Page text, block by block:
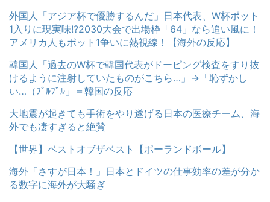
外国人「アジア杯で優勝するんだ」日本代表、W杯ポット
1入りに現実味!?2030大会で出場枠「64」なら追い風に！
アメリカ人もポット1争いに熱視線！【海外の反応】
韓国人「過去のW杯で韓国代表がドーピング検査をすり抜
けるように注射していたものがこちら…」→「恥ずかし
い…（ﾌﾞﾙﾌﾞﾙ」＝韓国の反応
大地震が起きても手術をやり遂げる日本の医療チーム、海
外でも凄すぎると絶賛
【世界】ベストオブザベスト【ポーランドボール】
海外「さすが日本！」日本とドイツの仕事効率の差が分か
る数字に海外が大騒ぎ